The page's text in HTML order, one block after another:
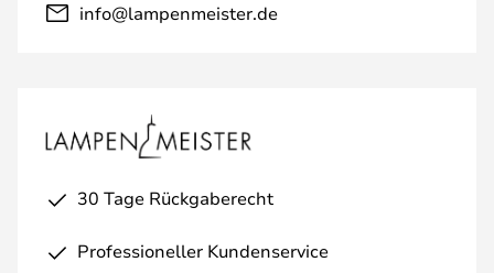
info@lampenmeister.de
30 Tage Rückgaberecht
Professioneller Kundenservice